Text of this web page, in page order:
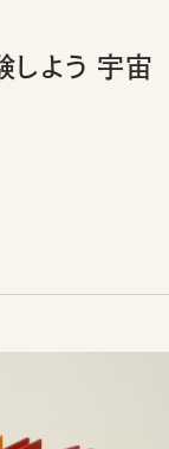
う 宇宙